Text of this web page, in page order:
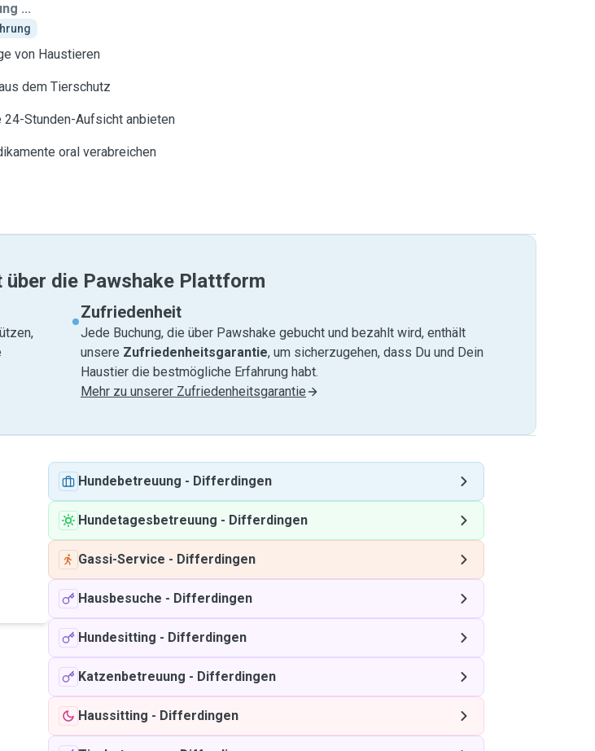
...
von Haustieren
dem Tierschutz
24-Stunden-Aufsicht anbieten
oral verabreichen
über die Pawshake Plattform
Zufriedenheit
Jede Buchung, die über Pawshake gebucht und bezahlt wird, enthält
unsere Zufriedenheitsgarantie, um sicherzugehen, dass Du und Dein
Haustier die bestmögliche Erfahrung habt.
Mehr zu unserer Zufriedenheitsgarantie
Hundebetreuung - Differdingen
Hundetagesbetreuung - Differdingen
Gassi-Service - Differdingen
Hausbesuche - Differdingen
Hundesitting - Differdingen
Katzenbetreuung - Differdingen
Haussitting - Differdingen